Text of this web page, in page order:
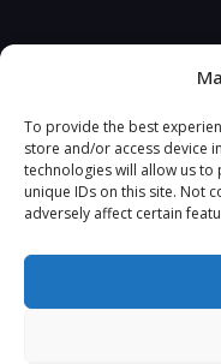
To provide the best
store and/or access device
technologies will allow us
unique IDs on this site. Not
adversely affect certain
2021